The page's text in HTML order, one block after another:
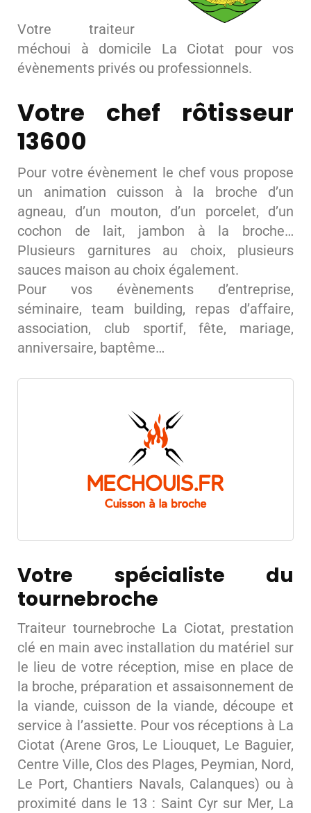
Votre traiteur
méchoui à domicile La Ciotat pour vos
évènements privés ou professionnels.
Votre chef rôtisseur
13600
Pour votre évènement le chef vous propose
un animation cuisson à la broche d’un
agneau, d’un mouton, d’un porcelet, d’un
cochon de lait, jambon à la broche…
Plusieurs garnitures au choix, plusieurs
sauces maison au choix également.
Pour vos évènements d’entreprise,
séminaire, team building, repas d’affaire,
association, club sportif, fête, mariage,
anniversaire, baptême…
Votre spécialiste du
tournebroche
Traiteur tournebroche La Ciotat, prestation
clé en main avec installation du matériel sur
le lieu de votre réception, mise en place de
la broche, préparation et assaisonnement de
la viande, cuisson de la viande, découpe et
service à l’assiette. Pour vos réceptions à La
Ciotat (Arene Gros, Le Liouquet, Le Baguier,
Centre Ville, Clos des Plages, Peymian, Nord,
Le Port, Chantiers Navals, Calanques) ou à
proximité dans le 13 : Saint Cyr sur Mer, La